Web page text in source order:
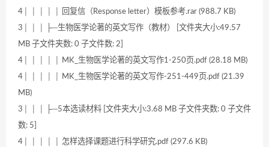
4│ │ │ │ │ 回复信（Response letter）模板参考.rar (988.7 KB)
3│ │ │ ├─生物医学论著的英文写作（教材） [文件夹大小:49.57
MB 子文件夹数: 0 子文件数: 2]
4│ │ │ │ │ MK_生物医学论著的英文写作1-250页.pdf (28.18 MB)
4│ │ │ │ │ MK_生物医学论著的英文写作-251-449页.pdf (21.39
MB)
3│ │ │ ├─5本选读材料 [文件夹大小:3.68 MB 子文件夹数: 0 子文件
数: 5]
4│ │ │ │ │ 怎样选择课题进行科学研究.pdf (297.6 KB)